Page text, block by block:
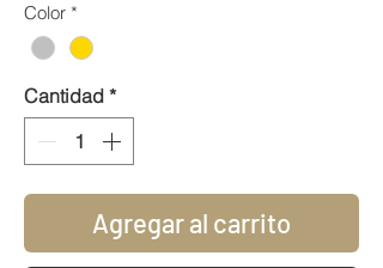
Color *
Cantidad *
Agregar al carrito